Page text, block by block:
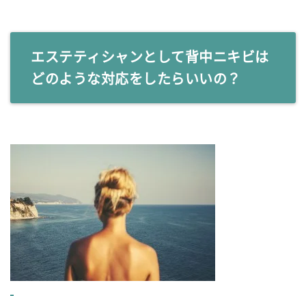
エステティシャンとして背中ニキビは
どのような対応をしたらいいの？